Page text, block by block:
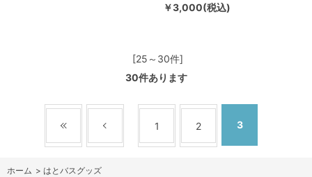
￥3,000(税込)
[25～30件]
30件あります
1 2 3
ホーム > はとバスグッズ